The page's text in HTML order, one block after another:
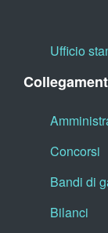
Ufficio
Concorsi
Bandi di
Bilanci